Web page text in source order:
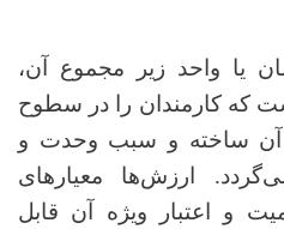
یا واحد زیر مجموع آن،
که کارمندان را در سطوح
آن ساخته و سبب وحدت و
ارزش‌ها معیارهای
و اعتبار ویژه آن قابل